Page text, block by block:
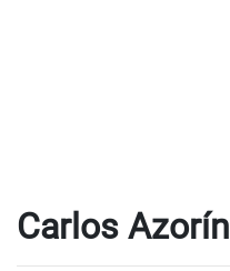
Carlos Azorín